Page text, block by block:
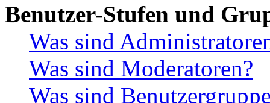
Benutzer-Stufen und
Was sind
Was sind Moderatoren?
Was sind